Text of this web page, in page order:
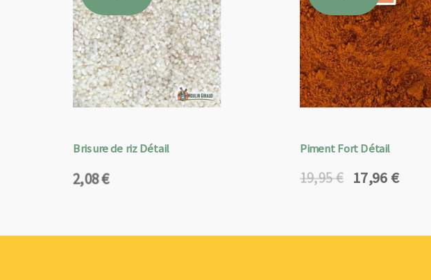
Brisure de riz Détail
2,08€
Piment Fort Détail
19,95€
Le
était :
17,96 €
Le
est :